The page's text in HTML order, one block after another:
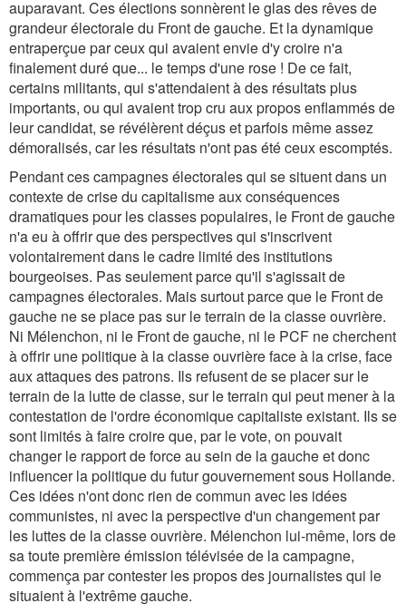
auparavant. Ces élections sonnèrent le glas des rêves de
grandeur électorale du Front de gauche. Et la dynamique
entraperçue par ceux qui avaient envie d'y croire n'a
finalement duré que... le temps d'une rose ! De ce fait,
certains militants, qui s'attendaient à des résultats plus
importants, ou qui avaient trop cru aux propos enflammés de
leur candidat, se révélèrent déçus et parfois même assez
démoralisés, car les résultats n'ont pas été ceux escomptés.
Pendant ces campagnes électorales qui se situent dans un
contexte de crise du capitalisme aux conséquences
dramatiques pour les classes populaires, le Front de gauche
n'a eu à offrir que des perspectives qui s'inscrivent
volontairement dans le cadre limité des institutions
bourgeoises. Pas seulement parce qu'il s'agissait de
campagnes électorales. Mais surtout parce que le Front de
gauche ne se place pas sur le terrain de la classe ouvrière.
Ni Mélenchon, ni le Front de gauche, ni le PCF ne cherchent
à offrir une politique à la classe ouvrière face à la crise, face
aux attaques des patrons. Ils refusent de se placer sur le
terrain de la lutte de classe, sur le terrain qui peut mener à la
contestation de l'ordre économique capitaliste existant. Ils se
sont limités à faire croire que, par le vote, on pouvait
changer le rapport de force au sein de la gauche et donc
influencer la politique du futur gouvernement sous Hollande.
Ces idées n'ont donc rien de commun avec les idées
communistes, ni avec la perspective d'un changement par
les luttes de la classe ouvrière. Mélenchon lui-même, lors de
sa toute première émission télévisée de la campagne,
commença par contester les propos des journalistes qui le
situaient à l'extrême gauche.